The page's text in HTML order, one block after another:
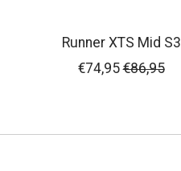
Runner XTS Mid S3
€74,95 €86,95